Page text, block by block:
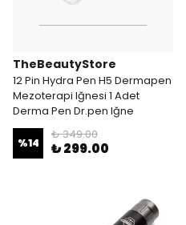
TheBeautyStore
12 Pin Hydra Pen H5 Dermapen
Mezoterapi Iğnesi 1 Adet
Derma Pen Dr.pen Iğne
%14
₺ 349.00
₺ 299.00